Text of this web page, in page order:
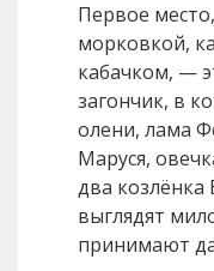
Первое
морковкой,
кабачком, —
загончик, в
олени, лама
Маруся,
два козлёнка
выглядят
принимают